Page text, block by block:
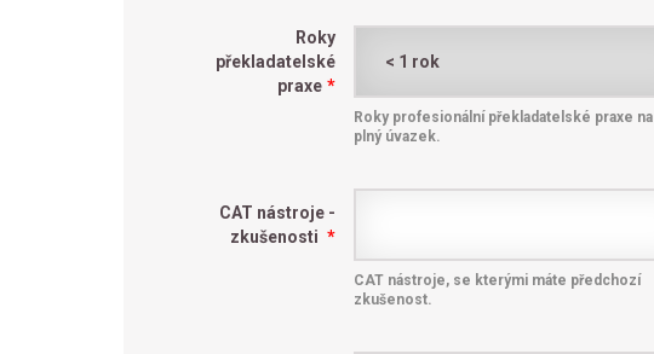
Roky
překladatelské
praxe *
Roky profesionální překladatelské praxe na
plný úvazek.
CAT nástroje -
zkušenosti *
CAT nástroje, se kterými máte předchozí
zkušenost.